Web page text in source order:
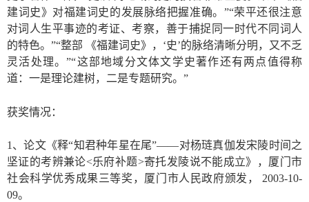
建词史》对福建词史的发展脉络把握准确。”“荣平还很注意
对词人生平事迹的考证、考察，善于捕捉同一时代不同词人
的特色。”“整部 《福建词史》，‘史’的脉络清晰分明，又不乏
灵活处理。”“这部地域分文体文学史著作还有两点值得称
道：一是理论建树，二是专题研究。”
获奖情况：
1、论文《释“知君种年星在尾”——对杨琏真伽发宋陵时间之
坚证的考辨兼论<乐府补题>寄托发陵说不能成立》，厦门市
社会科学优秀成果三等奖，厦门市人民政府颁发， 2003-10-
09。